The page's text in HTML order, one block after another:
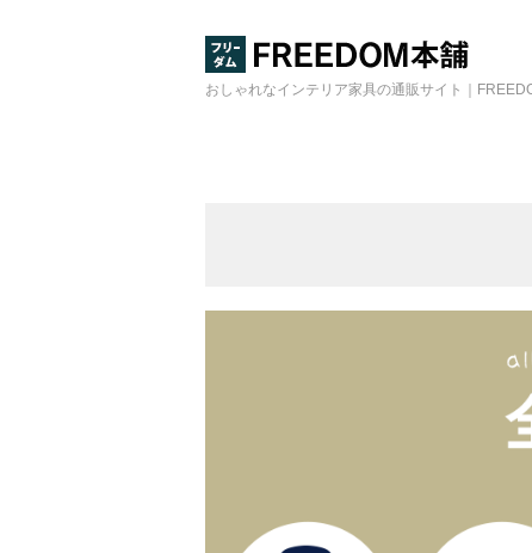
おしゃれなインテリア家具の通販サイト｜